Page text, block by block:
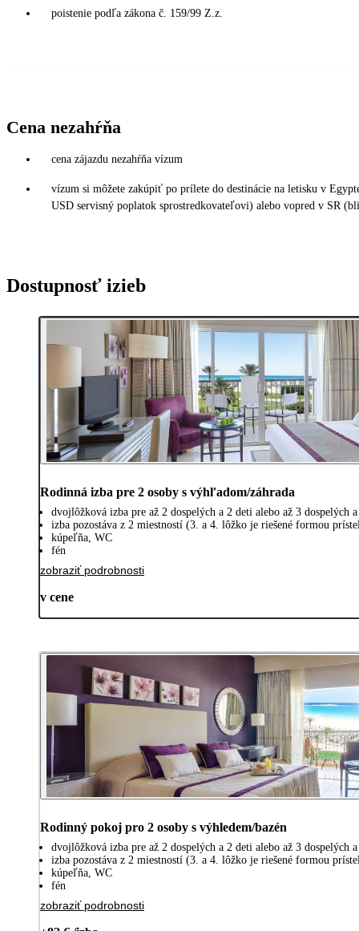
poistenie podľa zákona č. 159/99 Z.z.
Cena nezahŕňa
cena zájazdu nezahŕňa vízum
vízum si môžete zakúpiť po prílete do destinácie na letisku v
USD servisný poplatok sprostredkovateľovi) alebo vopred v SR
Dostupnosť izieb
Rodinná izba pre 2 osoby s výhľadom/záhrada
dvojlôžková izba pre až 2 dospelých a 2 deti alebo až 3 dospelých
izba pozostáva z 2 miestností (3. a 4. lôžko je riešené formou
kúpeľňa, WC
fén
zobraziť podrobnosti
v cene
Rodinný pokoj pro 2 osoby s výhledem/bazén
dvojlôžková izba pre až 2 dospelých a 2 deti alebo až 3 dospelých
izba pozostáva z 2 miestností (3. a 4. lôžko je riešené formou
kúpeľňa, WC
fén
zobraziť podrobnosti